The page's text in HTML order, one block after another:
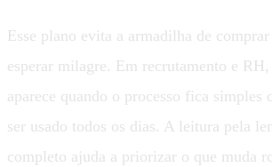
Esse plano evita a armadilha de
esperar milagre. Em recrutamento e RH,
aparece quando o processo fica simples
ser usado todos os dias. A leitura pela
completo ajuda a priorizar o que muda